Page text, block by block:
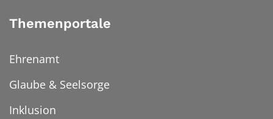
Themenportale
Ehrenamt
Glaube & Seelsorge
Inklusion